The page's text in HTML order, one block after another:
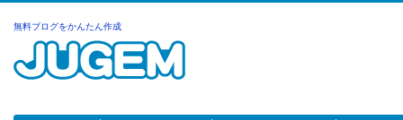
無料ブログをかんたん作成